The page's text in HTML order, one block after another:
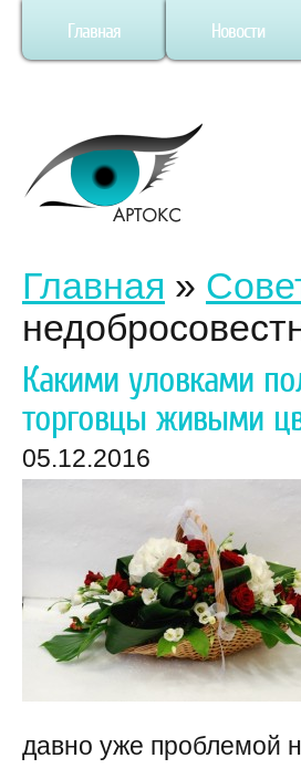
Главная Новости
Главная »
Какими уловками
торговцы живыми
05.12.2016
давно уже проблемой